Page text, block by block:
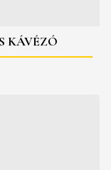
KÁVÉZÓ